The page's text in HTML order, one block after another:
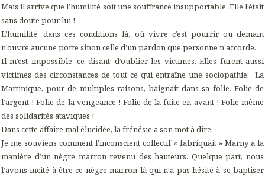
Mais il arrive que l’humilité soit une souffrance insupportable. Elle l’était
sans doute pour lui !
L’humilité, dans ces conditions là, où vivre c’est pourrir ou demain
n’ouvre aucune porte sinon celle d’un pardon que personne n’accorde.
Il m’est impossible, ce disant, d’oublier les victimes. Elles furent aussi
victimes des circonstances de tout ce qui entraîne une sociopathie. La
Martinique, pour de multiples raisons, baignait dans sa folie. Folie de
l’argent ! Folie de la vengeance ! Folie de la fuite en avant ! Folie même
des solidarités ataviques !
Dans cette affaire mal élucidée, la frénésie a son mot à dire.
Je me souviens comment l’inconscient collectif « fabriquait » Marny à la
manière d’un nègre marron revenu des hauteurs. Quelque part, nous
l’avons incité à être ce nègre marron là qui n’a pas hésité à se baptiser